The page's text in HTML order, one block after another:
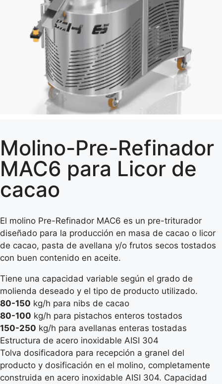
Molino-Pre-Refinador
MAC6 para Licor de
cacao
El molino Pre-Refinador MAC6 es un pre-triturador
diseñado para la producción en masa de cacao o licor
de cacao, pasta de avellana y/o frutos secos tostados
con buen contenido en aceite.
Tiene una capacidad variable según el grado de
molienda deseado y el tipo de producto utilizado.
80-150 kg/h para nibs de cacao
80-100 kg/h para pistachos enteros tostados
150-250 kg/h para avellanas enteras tostadas
Estructura de acero inoxidable AISI 304
Tolva dosificadora para recepción a granel del
producto y dosificación en el molino, completamente
construida en acero inoxidable AISI 304. Capacidad